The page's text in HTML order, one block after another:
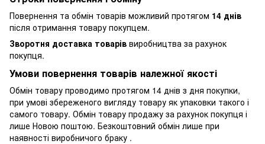
Повернення та обмін товарів можливий протягом 14 днів
після отримання товару покупцем.
Зворотня доставка товарів виробництва за рахунок
покупця.
Умови повернення товарів належної якості
Обмін товару проводимо протягом 14 днів з дня покупки,
при умові збереженого вигляду товару як упаковки такого і
самого товару. Обмін товару продажу за рахунок покупця і
лише Новою поштою. Безкоштовний обмін лише при
наявності виробничого браку .